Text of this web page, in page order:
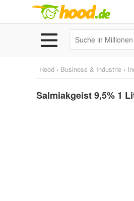
Hood › Business & Industrie ›
Salmiakgeist 9,5% 1